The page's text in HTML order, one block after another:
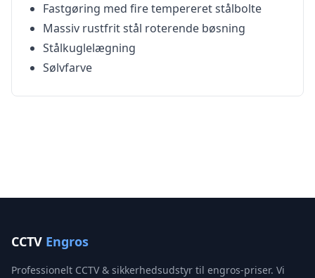
Fastgøring med fire tempereret stålbolte
Massiv rustfrit stål roterende bøsning
Stålkuglelægning
Sølvfarve
CCTV Engros
Professionelt CCTV & sikkerhedsudstyr til engros-priser. Vi